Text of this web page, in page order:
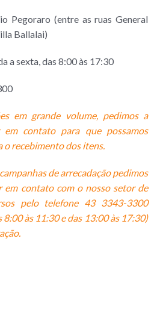
Pegoraro (entre as ruas General
Ballalai)
a sexta,das 8:00 às 17:30
em grande volume, pedimos a
contato para que possamos
o recebimento dos itens.
de arrecadação pedimos
em contato com o nosso setor de
pelo telefone 43 3343-3300
8:00 às 11:30 e das 13:00 às 17:30)